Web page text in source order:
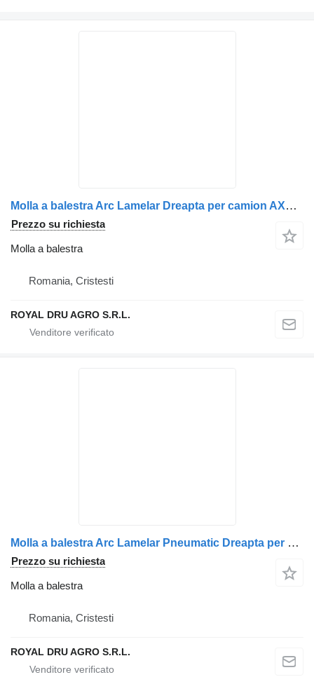
Molla a balestra Arc Lamelar Dreapta per camion AXA Motrică MAN
Prezzo su richiesta
Molla a balestra
Romania, Cristesti
ROYAL DRU AGRO S.R.L.
Molla a balestra Arc Lamelar Pneumatic Dreapta per camion AXA
Prezzo su richiesta
Molla a balestra
Romania, Cristesti
ROYAL DRU AGRO S.R.L.